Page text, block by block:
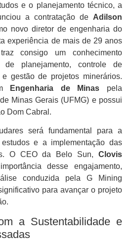
e o planejamento técnico, a
a contratação de Adilson
novo diretor de engenharia do
experiência de mais de 29 anos
consigo um conhecimento
planejamento, controle de
gestão de projetos minerários.
Engenharia de Minas pela
Minas Gerais (UFMG) e possui
Dom Cabral.
será fundamental para a
e a implementação das
O CEO da Belo Sun, Clovis
desse engajamento,
conduzida pela G Mining
para avançar o projeto
a Sustentabilidade e